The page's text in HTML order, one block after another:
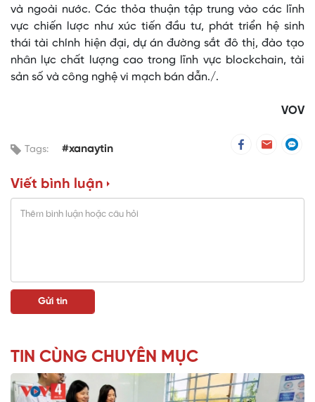
và ngoài nước. Các thỏa thuận tập trung vào các lĩnh
vực chiến lược như xúc tiến đầu tư, phát triển hệ sinh
thái tài chính hiện đại, dự án đường sắt đô thị, đào tạo
nhân lực chất lượng cao trong lĩnh vực blockchain, tài
sản số và công nghệ vi mạch bán dẫn./.
VOV
Tags: #xanaytin
Viết bình luận
TIN CÙNG CHUYÊN MỤC